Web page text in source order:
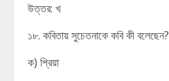
উত্তর: খ
১৮. কবিতায় সুচেতনাকে কবি কী বলেছেন?
ক) প্রিয়া